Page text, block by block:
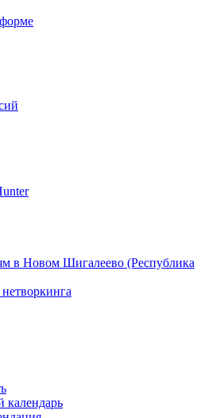
в Новом Шигалеево (Республика
календарь